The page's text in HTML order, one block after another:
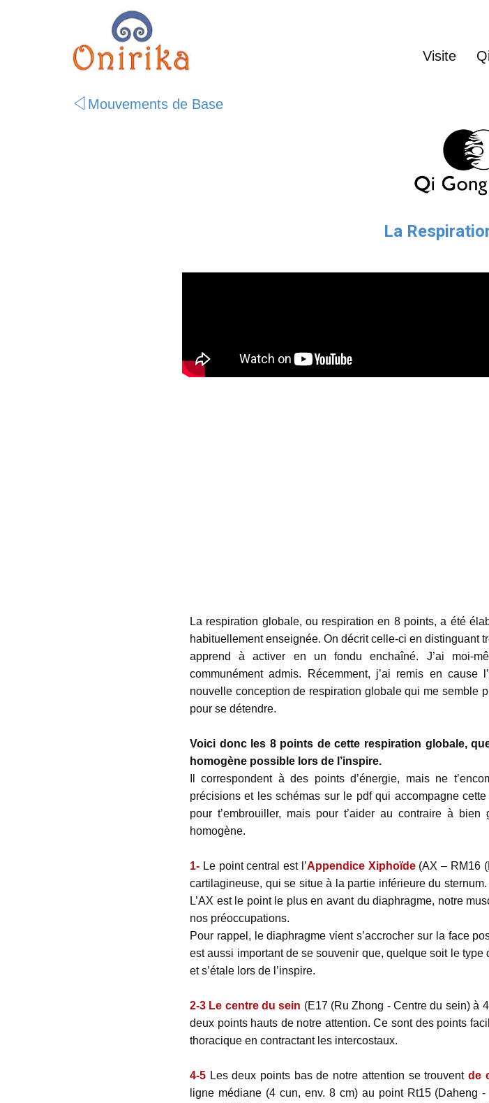
Visite
Mouvements de Base
La
La respiration globale, ou respiration en 8 points, a été
habituellement enseignée. On décrit celle-ci en distinguant
apprend à activer en un fondu enchaîné. J’ai moi-
communément admis. Récemment, j’ai remis en cause
nouvelle conception de respiration globale qui me semble
pour se détendre.
Voici donc les 8 points de cette respiration globale,
homogène possible lors de l’inspire.
Il correspondent à des points d’énergie, mais ne
précisions et les schémas sur le pdf qui accompagne
pour t’embrouiller, mais pour t’aider au contraire à
homogène.
1- Le point central est l’Appendice Xiphoïde(AX – RM16
cartilagineuse, qui se situe à la partie inférieure du
L’AX est le point le plus en avant du diaphragme, notre
nos préoccupations.
Pour rappel, le diaphragme vient s’accrocher sur la face
est aussi important de se souvenir que, quelque soit le
et s’étale lors de l’inspire.
2-3 Le centre du sein (E17 (Ru Zhong - Centre du sein) à
deux points hauts de notre attention. Ce sont des points
thoracique en contractant les intercostaux.
4-5 Les deux points bas de notre attention se trouvent de
ligne médiane (4 cun, env. 8 cm) au point Rt15 (Daheng